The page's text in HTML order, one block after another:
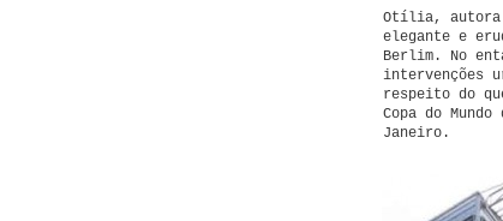
Otília, autora
elegante e
Berlim. No
intervenções
respeito do
Copa do
Janeiro.